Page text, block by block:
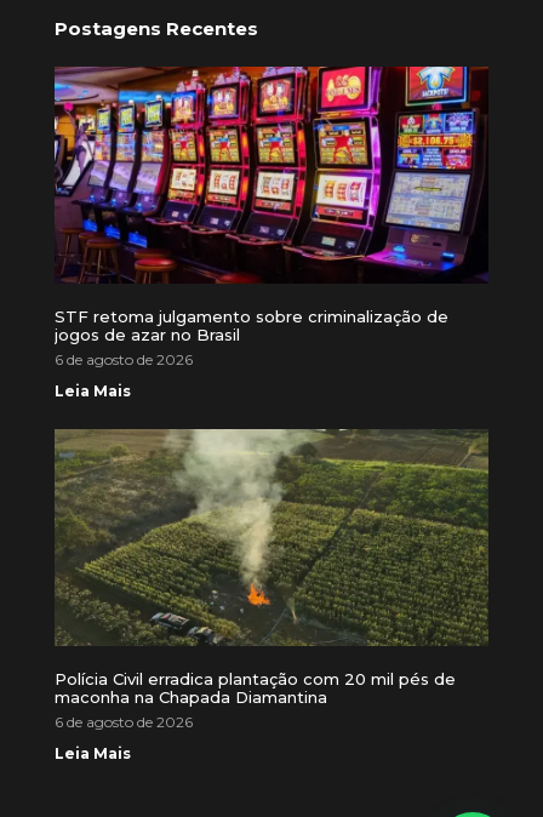
Postagens Recentes
STF retoma julgamento sobre criminalização de
jogos de azar no Brasil
6 de agosto de 2026
Leia Mais
Polícia Civil erradica plantação com 20 mil pés de
maconha na Chapada Diamantina
6 de agosto de 2026
Leia Mais